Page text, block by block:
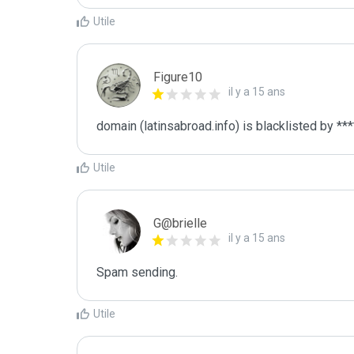
Utile
Figure10
il y a 15 ans
domain (latinsabroad.info) is blacklisted by
Utile
G@brielle
il y a 15 ans
Spam sending.
Utile